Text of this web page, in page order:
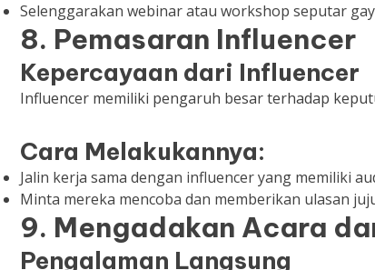
Selenggarakan webinar atau workshop seputar
8. Pemasaran Influencer
Kepercayaan dari Influencer
Influencer memiliki pengaruh besar terhadap
Cara Melakukannya:
Jalin kerja sama dengan influencer yang memiliki
Minta mereka mencoba dan memberikan ulasan
9. Mengadakan Acara
Pengalaman Langsung